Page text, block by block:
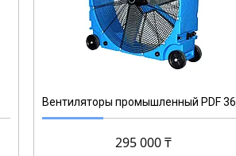
Вентиляторы промышленный PDF 36
295 000 ₸